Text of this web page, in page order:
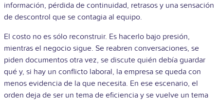
información, pérdida de continuidad, retrasos y una sensación
de descontrol que se contagia al equipo.
El costo no es sólo reconstruir. Es hacerlo bajo presión,
mientras el negocio sigue. Se reabren conversaciones, se
piden documentos otra vez, se discute quién debía guardar
qué y, si hay un conflicto laboral, la empresa se queda con
menos evidencia de la que necesita. En ese escenario, el
orden deja de ser un tema de eficiencia y se vuelve un tema